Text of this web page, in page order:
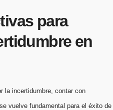
para
en
la incertidumbre, contar con
vuelve fundamental para el éxito de